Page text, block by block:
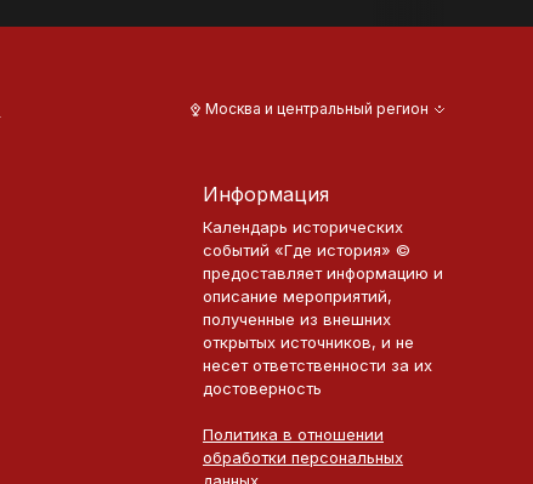
Москва и центральный регион
Информация
Календарь исторических
событий «Где история» ©
предоставляет информацию и
описание мероприятий,
полученные из внешних
открытых источников, и не
несет ответственности за их
достоверность
Политика в отношении
обработки персональных